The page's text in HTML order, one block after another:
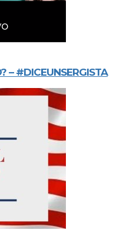
– #DICEUNSERGISTA